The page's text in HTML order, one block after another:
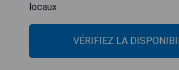
locaux
VÉRIFIEZ LA